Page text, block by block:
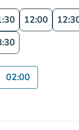
12:00
02:00